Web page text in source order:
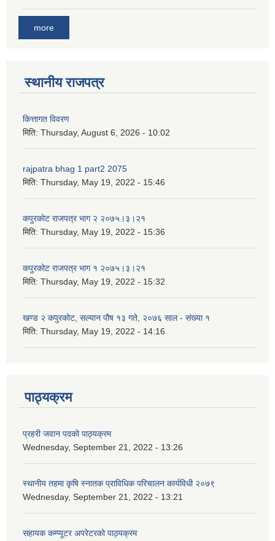
more
स्थानीय राजपत्र
कित्तागत विवरण
मिति: Thursday, August 6, 2026 - 10:02
rajpatra bhag 1 part2 2075
मिति: Thursday, May 19, 2022 - 15:46
कपुरकोट राजपत्र भाग २ २०७५।३।२१
मिति: Thursday, May 19, 2022 - 15:36
कपुरकोट राजपत्र भाग १ २०७५।३।२१
मिति: Thursday, May 19, 2022 - 15:32
खण्ड २ कपुरकोट, सल्यान पौष १३ गते, २०७६ साल - संख्या १
मिति: Thursday, May 19, 2022 - 14:16
पाठ्यक्रम
प्रहरी जवान पदको पाठ्यक्रम
Wednesday, September 21, 2022 - 13:26
स्थानीय तहमा कृषि स्नातक प्राविधिक परिचालन कार्यविधी २०७९
Wednesday, September 21, 2022 - 13:21
सहायक कम्प्यूटर अपरेटरको पाठ्यक्रम